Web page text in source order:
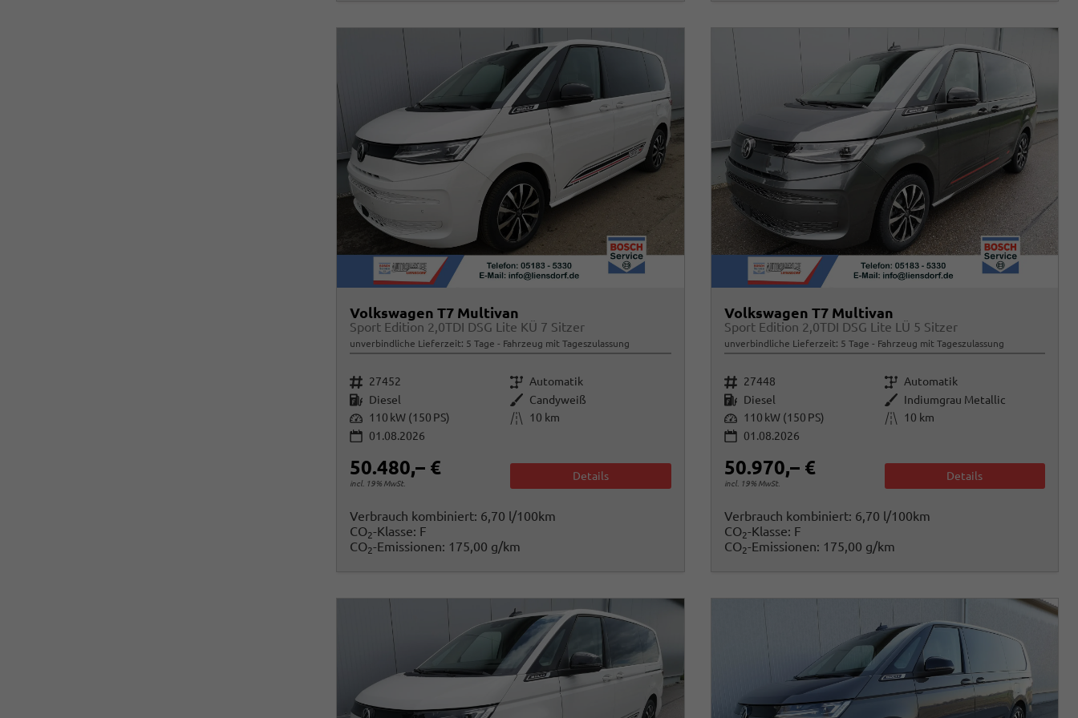
Volkswagen T7 Multivan
Sport Edition 2,0TDI DSG Lite KÜ 7 Sitzer
unverbindliche Lieferzeit: 5 Tage Fahrzeug mit Tageszulassung
Fahrzeugnr. 27452 Getriebe Automatik
Kraftstoff Diesel Außenfarbe Candyweiß
Leistung 110 kW (150 PS) Kilometerstand 10 km
01.08.2026
50.480,– €
incl. 19% MwSt.
Details
Verbrauch kombiniert: 6,70 l/100km
CO2-Klasse: F
CO2-Emissionen: 175,00 g/km
Volkswagen T7 Multivan
Sport Edition 2,0TDI DSG Lite LÜ 5 Sitzer
unverbindliche Lieferzeit: 5 Tage Fahrzeug mit Tageszulassung
Fahrzeugnr. 27448 Getriebe Automatik
Kraftstoff Diesel Außenfarbe Indiumgrau Metallic
Leistung 110 kW (150 PS) Kilometerstand
10 km
01.08.2026
50.970,– €
incl. 19% MwSt.
Details
Verbrauch kombiniert: 6,70 l/100km
CO2-Klasse: F
CO2-Emissionen: 175,00 g/km